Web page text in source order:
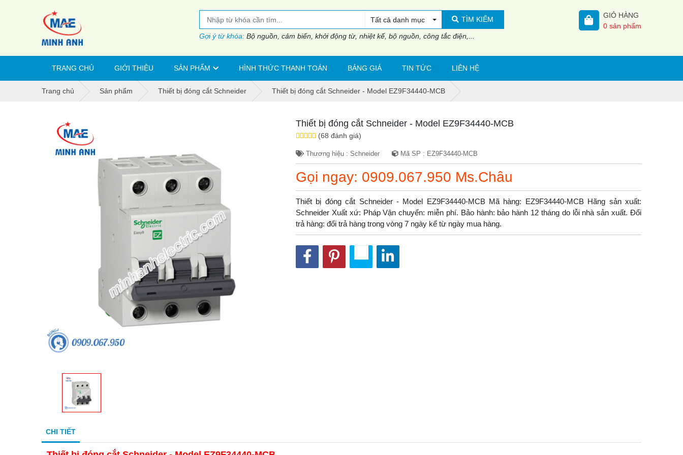
Tất cả danh mục TÌM KIẾM
Gợi ý từ khóa: Bộ nguồn, cảm biến, khởi động từ, nhiệt kế, bộ nguồn, công tắc điện,...
GIỎ HÀNG
0 sản phẩm
TRANG CHỦ GIỚI THIỆU SẢN PHẨM HÌNH THỨC THANH TOÁN BẢNG GIÁ TIN TỨC LIÊN HỆ
Trang chủ Sản phẩm Thiết bị đóng cắt Schneider Thiết bị đóng cắt Schneider - Model EZ9F34440-MCB
Thiết bị đóng cắt Schneider - Model EZ9F34440-MCB
(68 đánh giá)
Thương hiệu : Schneider Mã SP : EZ9F34440-MCB
Gọi ngay: 0909.067.950 Ms.Châu
Thiết bị đóng cắt Schneider - Model EZ9F34440-MCB Mã hàng: EZ9F34440-MCB Hãng sản xuất:
Schneider Xuất xứ: Pháp Vận chuyển: miễn phí. Bảo hành: bảo hành 12 tháng do lỗi nhà sản xuất. Đổi
trả hàng: đổi trả hàng trong vòng 7 ngày kể từ ngày mua hàng.
CHI TIẾT